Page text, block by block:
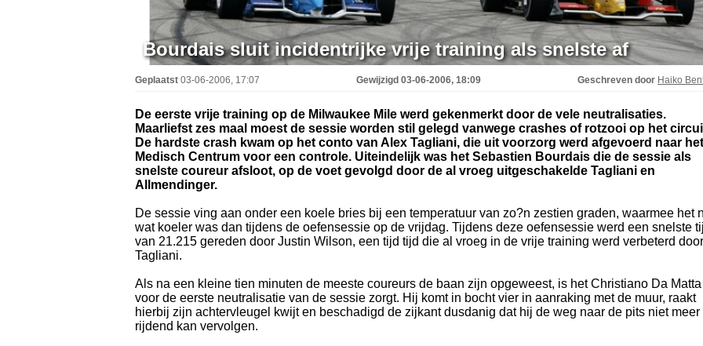
Bourdais sluit incidentrijke vrije training als snelste af
Geplaatst 03-06-2006, 17:07 Gewijzigd 03-06-2006, 18:09 Geschreven door Haiko
De eerste vrije training op de Milwaukee Mile werd gekenmerkt door de vele neutralisaties.
Maarliefst zes maal moest de sessie worden stil gelegd vanwege crashes of rotzooi op het
De hardste crash kwam op het conto van Alex Tagliani, die uit voorzorg werd afgevoerd naar het
Medisch Centrum voor een controle. Uiteindelijk was het Sebastien Bourdais die de sessie als
snelste coureur afsloot, op de voet gevolgd door de al vroeg uitgeschakelde Tagliani en
Allmendinger.
De sessie ving aan onder een koele bries bij een temperatuur van zo?n zestien graden, waarmee het
wat koeler was dan tijdens de oefensessie op de vrijdag. Tijdens deze oefensessie werd een snelste
van 21.215 gereden door Justin Wilson, een tijd tijd die al vroeg in de vrije training werd verbeterd door
Tagliani.
Als na een kleine tien minuten de meeste coureurs de baan zijn opgeweest, is het Christiano Da
voor de eerste neutralisatie van de sessie zorgt. Hij komt in bocht vier in aanraking met de muur, raakt
hierbij zijn achtervleugel kwijt en beschadigd de zijkant dusdanig dat hij de weg naar de pits niet meer
rijdend kan vervolgen.